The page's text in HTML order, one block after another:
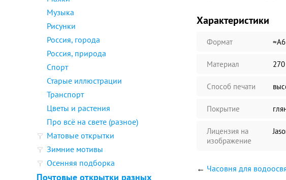
Музыка
Рисунки
Россия, города
Россия, природа
Спорт
Старые иллюстрации
Транспорт
Цветы и растения
Про всё на свете (разное)
Матовые открытки
Зимние мотивы
Осенняя подборка
Почтовые открытки разных
Характеристики
Формат
Материал
Способ печати
Покрытие
Лицензия на
изображение
← Часовня для